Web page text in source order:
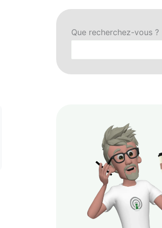
Que recherchez-vous ?